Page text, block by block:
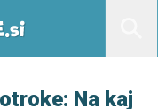
Na kaj